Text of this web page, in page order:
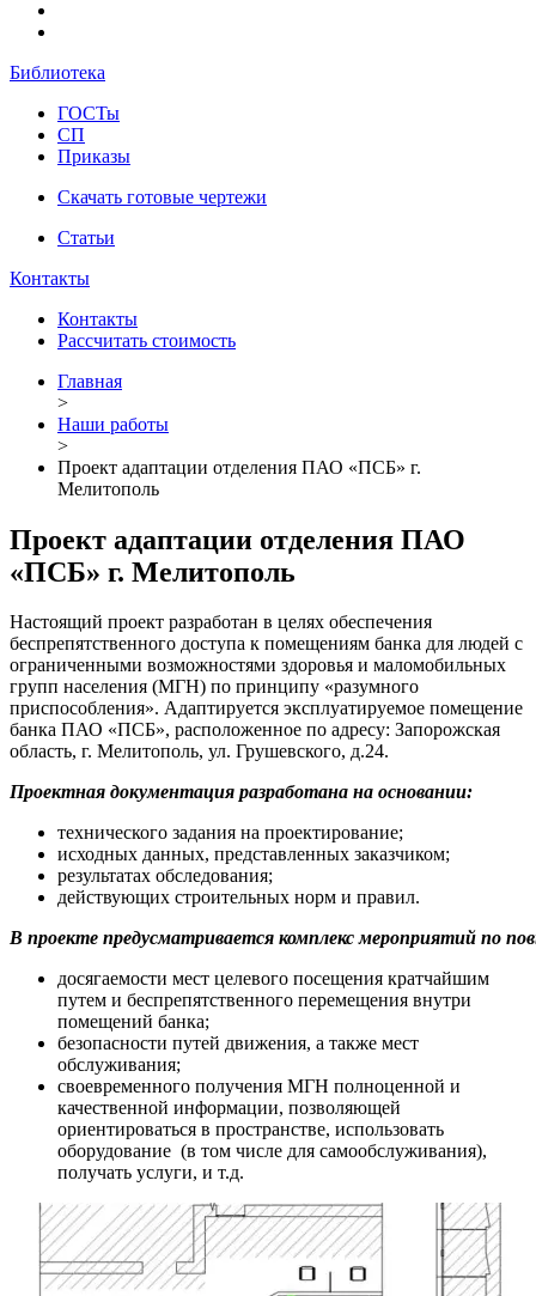
Библиотека
ГОСТы
СП
Приказы
Скачать готовые чертежи
Статьи
Контакты
Контакты
Рассчитать стоимость
Главная
>
Наши работы
>
Проект адаптации отделения ПАО «ПСБ» г.
Мелитополь
Проект адаптации отделения ПАО
«ПСБ» г. Мелитополь
Настоящий проект разработан в целях обеспечения
беспрепятственного доступа к помещениям банка для людей с
ограниченными возможностями здоровья и маломобильных
групп населения (МГН) по принципу «разумного
приспособления». Адаптируется эксплуатируемое помещение
банка ПАО «ПСБ», расположенное по адресу: Запорожская
область, г. Мелитополь, ул. Грушевского, д.24.
Проектная документация разработана на основании:
технического задания на проектирование;
исходных данных, представленных заказчиком;
результатах обследования;
действующих строительных норм и правил.
В проекте предусматривается комплекс мероприятий по
досягаемости мест целевого посещения кратчайшим
путем и беспрепятственного перемещения внутри
помещений банка;
безопасности путей движения, а также мест
обслуживания;
своевременного получения МГН полноценной и
качественной информации, позволяющей
ориентироваться в пространстве, использовать
оборудование (в том числе для самообслуживания),
получать услуги, и т.д.